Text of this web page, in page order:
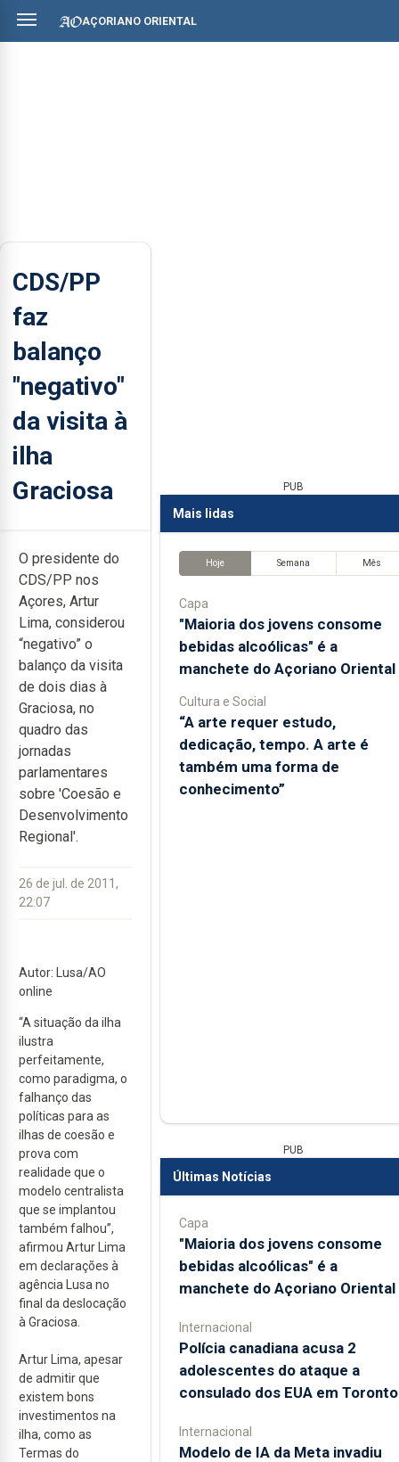
AÇORIANO ORIENTAL
CDS/PP
faz
balanço
"negativo"
da visita à
ilha
Graciosa
O presidente do
CDS/PP nos
Açores, Artur
Lima, considerou
“negativo” o
balanço da visita
de dois dias à
Graciosa, no
quadro das
jornadas
parlamentares
sobre 'Coesão e
Desenvolvimento
Regional'.
26 de jul. de 2011,
22:07
Autor: Lusa/AO
online
“A situação da ilha
ilustra
perfeitamente,
como paradigma, o
falhanço das
políticas para as
ilhas de coesão e
prova com
realidade que o
modelo centralista
que se implantou
também falhou”,
afirmou Artur Lima
em declarações à
agência Lusa no
final da deslocação
à Graciosa.
Artur Lima, apesar
de admitir que
existem bons
investimentos na
ilha, como as
Termas do
PUB
Mais lidas
Hoje Semana Mês
Capa
"Maioria dos jovens consome
bebidas alcoólicas" é a
manchete do Açoriano Oriental
Cultura e Social
“A arte requer estudo,
dedicação, tempo. A arte é
também uma forma de
conhecimento”
PUB
Últimas Notícias
Capa
"Maioria dos jovens consome
bebidas alcoólicas" é a
manchete do Açoriano Oriental
Internacional
Polícia canadiana acusa 2
adolescentes do ataque a
consulado dos EUA em Toronto
Internacional
Modelo de IA da Meta invadiu